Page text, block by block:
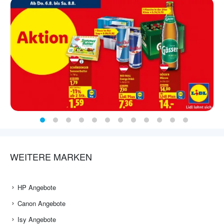
WEITERE MARKEN
HP Angebote
Canon Angebote
Isy Angebote